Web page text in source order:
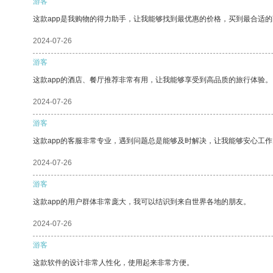
这款app是我购物的得力助手，让我能够找到最优惠的价格，买到最合适的
2024-07-26
游客
这款app的酒店、餐厅推荐非常有用，让我能够享受到高品质的旅行体验。
2024-07-26
游客
这款app的客服非常专业，遇到问题总是能够及时解决，让我能够安心工作
2024-07-26
游客
这款app的用户群体非常庞大，我可以结识到来自世界各地的朋友。
2024-07-26
游客
这款软件的设计非常人性化，使用起来非常方便。